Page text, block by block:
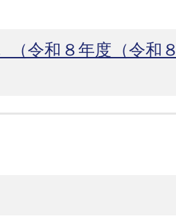
（令和８年度（令和８